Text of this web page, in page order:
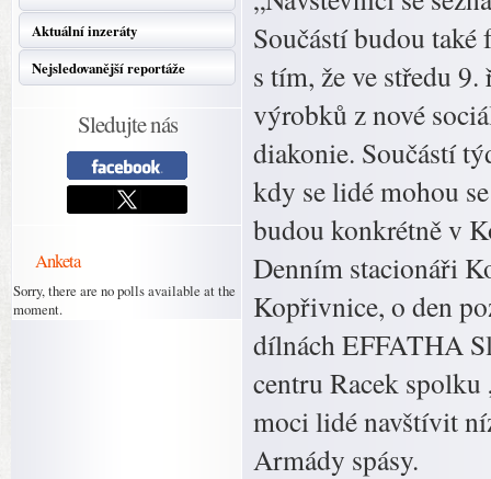
Aktuální inzeráty
Nejsledovanější reportáže
Sledujte nás
Anketa
Sorry, there are no polls available at the
moment.
Součástí budou
s tím, že ve středu
výrobků z nové
diakonie. Součástí
kdy se lidé mohou
budou konkrétně v
Denním stacionáři
Kopřivnice, o den
dílnách EFFATHA
centru Racek spolku
moci lidé navštívit
Armády spásy.